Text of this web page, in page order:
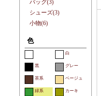
バッグ(3)
シューズ(3)
小物(6)
色
白
黒 グレー
茶系 ベージュ
緑系 カーキ